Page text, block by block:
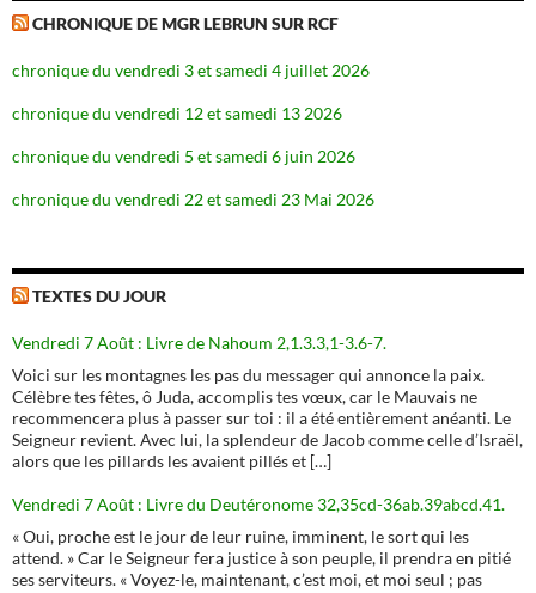
CHRONIQUE DE MGR LEBRUN SUR RCF
chronique du vendredi 3 et samedi 4 juillet 2026
chronique du vendredi 12 et samedi 13 2026
chronique du vendredi 5 et samedi 6 juin 2026
chronique du vendredi 22 et samedi 23 Mai 2026
TEXTES DU JOUR
Vendredi 7 Août : Livre de Nahoum 2,1.3.3,1-3.6-7.
Voici sur les montagnes les pas du messager qui annonce la paix.
Célèbre tes fêtes, ô Juda, accomplis tes vœux, car le Mauvais ne
recommencera plus à passer sur toi : il a été entièrement anéanti. Le
Seigneur revient. Avec lui, la splendeur de Jacob comme celle d’Israël,
alors que les pillards les avaient pillés et […]
Vendredi 7 Août : Livre du Deutéronome 32,35cd-36ab.39abcd.41.
« Oui, proche est le jour de leur ruine, imminent, le sort qui les
attend. » Car le Seigneur fera justice à son peuple, il prendra en pitié
ses serviteurs. « Voyez-le, maintenant, c’est moi, et moi seul ; pas